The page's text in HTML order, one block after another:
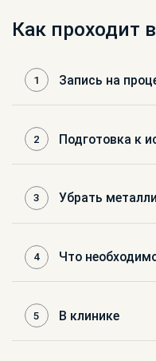
Как проходит
1 Запись на
2 Подготовка к
3 Убрать
4 Что
5 В клинике